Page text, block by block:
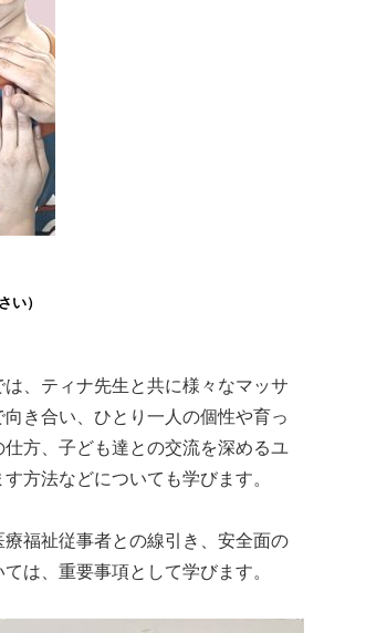
い）
は、ティナ先生と共に様々なマッサ
き合い、ひとり一人の個性や育っ
方、子ども達との交流を深めるユ
方法などについても学びます。
福祉従事者との線引き、安全面の
は、重要事項として学びます。